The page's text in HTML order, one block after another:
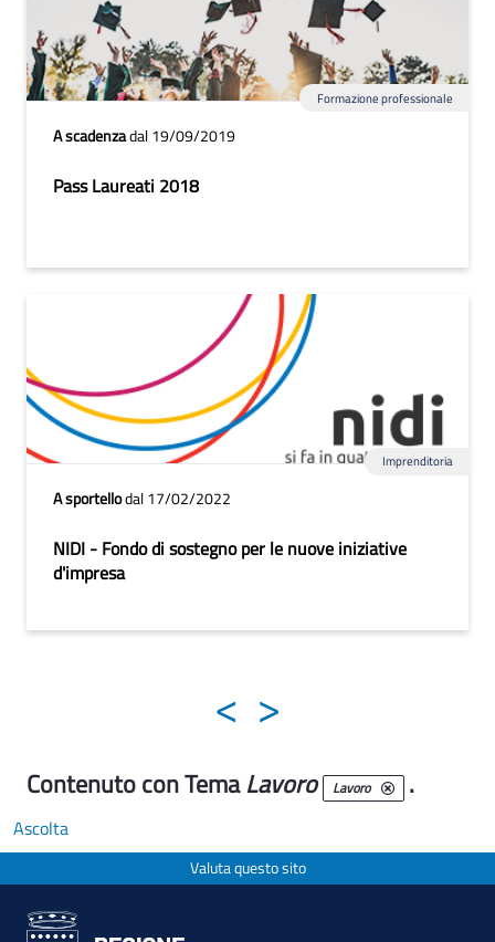
Formazione professionale
A scadenzadal 19/09/2019
Pass Laureati 2018
Imprenditoria
A sportellodal 17/02/2022
NIDI - Fondo di sostegno per le nuove iniziative
d'impresa
< >
Contenuto con TemaLavoro Lavoro .
Ascolta
Valuta questo sito